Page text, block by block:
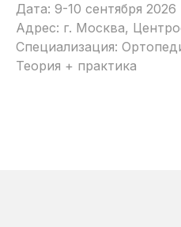
Дата: 9-10 сентября 2026
Адрес: г. Москва,
Специализация:
Теория + практика